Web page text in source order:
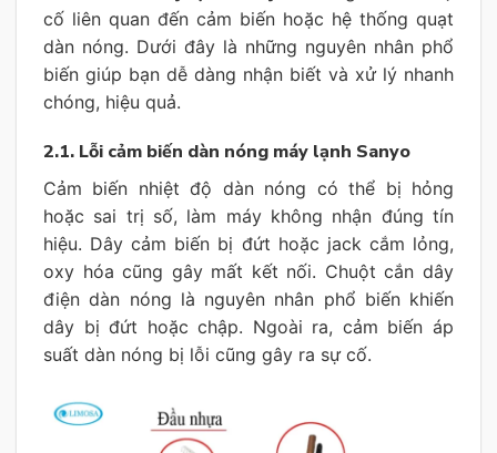
cố liên quan đến cảm biến hoặc hệ thống quạt
dàn nóng. Dưới đây là những nguyên nhân phổ
biến giúp bạn dễ dàng nhận biết và xử lý nhanh
chóng, hiệu quả.
2.1. Lỗi cảm biến dàn nóng máy lạnh Sanyo
Cảm biến nhiệt độ dàn nóng có thể bị hỏng
hoặc sai trị số, làm máy không nhận đúng tín
hiệu. Dây cảm biến bị đứt hoặc jack cắm lỏng,
oxy hóa cũng gây mất kết nối. Chuột cắn dây
điện dàn nóng là nguyên nhân phổ biến khiến
dây bị đứt hoặc chập. Ngoài ra, cảm biến áp
suất dàn nóng bị lỗi cũng gây ra sự cố.